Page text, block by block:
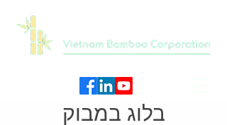
בלוג במבוק